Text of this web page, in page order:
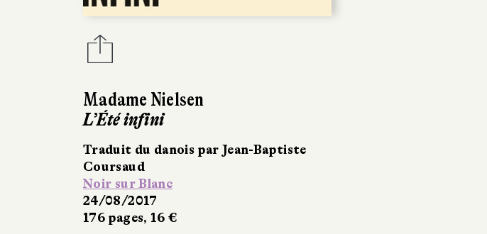
Madame Nielsen
L’Été infini
Traduit du danois par Jean-Baptiste
Coursaud
Noir sur Blanc
24/08/2017
176 pages, 16 €